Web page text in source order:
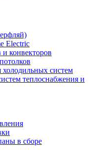
Electric
конвекторов
систем
теплоснабжения и
в сборе